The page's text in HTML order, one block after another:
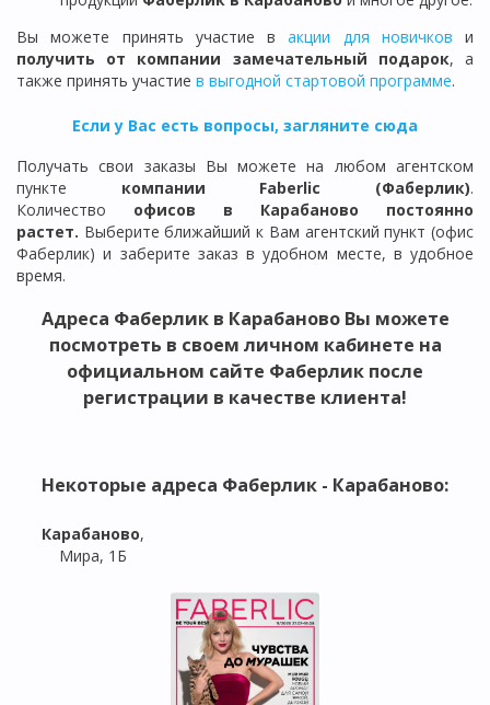
Вы можете принять участие вакции для новичков и
получить от компании замечательный подарок, а
также принять участие в выгодной стартовой программе.
Если у Вас есть вопросы, загляните сюда
Получать свои заказы Вы можете на любом агентском
пункте компании Faberlic (Фаберлик).
Количество офисов в Карабаново постоянно
растет. Выберите ближайший к Вам агентский пункт (офис
Фаберлик) и заберите заказ в удобном месте, в удобное
время.
Адреса Фаберлик в КарабановоВы можете
посмотреть в своем личном кабинете на
официальном сайте Фаберлик после
регистрации в качестве клиента!
Некоторые адреса Фаберлик - Карабаново:
Карабаново,
Мира, 1Б